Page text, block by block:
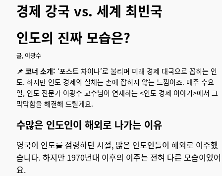
경제 강국 vs. 세계 최빈국
인도의 진짜 모습은?
글, 이광수
📌 코너 소개: ‘포스트 차이나’로 불리며 미래 경제 대국으로 꼽히는 인
도. 하지만 인도 경제의 실체는 손에 잡히지 않는 느낌이죠. 매주 수요
일, 인도 전문가 이광수 교수님이 연재하는 <인도 경제 이야기>에서 그
막막함을 해결해 드릴게요.
수많은 인도인이 해외로 나가는 이유
영국이 인도를 점령하던 시절, 많은 인도인들이 해외로 이주했
습니다. 하지만 1970년대 이후의 이주는 전혀 다른 모습이었어
요.